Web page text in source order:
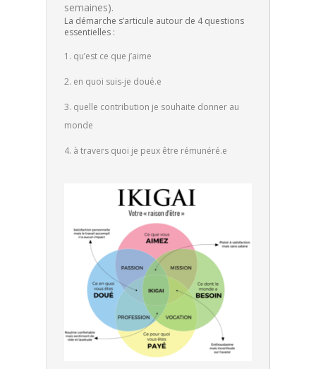
semaines).
La démarche s’articule autour de 4 questions
essentielles :
qu’est ce que j’aime
en quoi suis-je doué.e
quelle contribution je souhaite donner au
monde
à travers quoi je peux être rémunéré.e